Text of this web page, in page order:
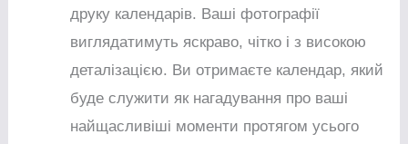
друку календарів. Ваші фотографії
виглядатимуть яскраво, чітко і з високою
деталізацією. Ви отримаєте календар, який
буде служити як нагадування про ваші
найщасливіші моменти протягом усього